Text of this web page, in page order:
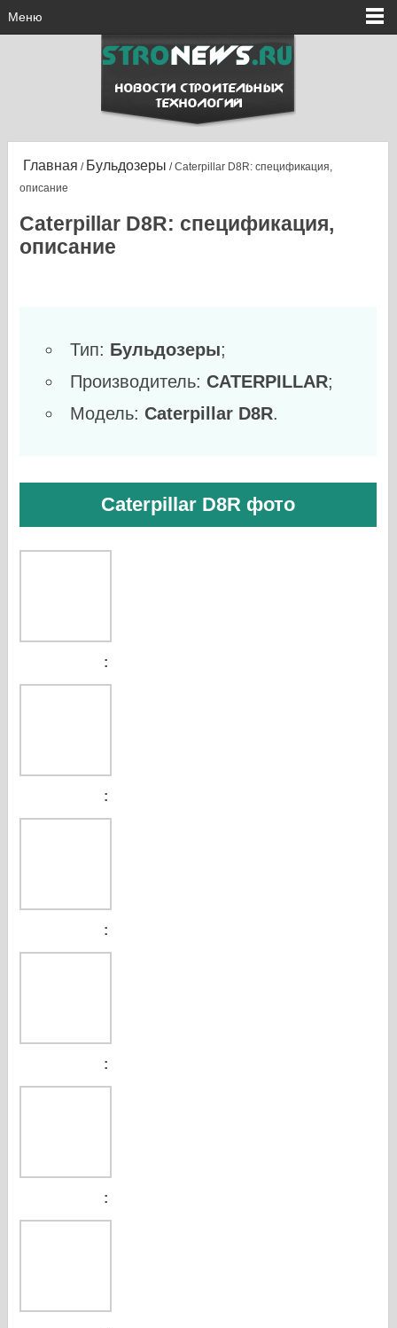
Меню
Главная / Бульдозеры / Caterpillar D8R: спецификация,
описание
Caterpillar D8R: спецификация,
описание
Тип: Бульдозеры;
Производитель:CATERPILLAR;
Модель:Caterpillar D8R.
Caterpillar D8R фото